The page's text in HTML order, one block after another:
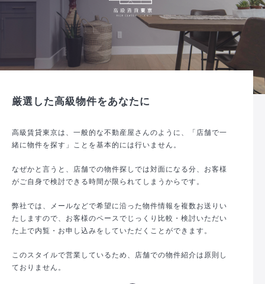
厳選した高級物件をあなたに
高級賃貸東京は、一般的な不動産屋さんのように、「店舗で一
緒に物件を探す」ことを基本的には行いません。
なぜかと言うと、店舗での物件探しでは対面になる分、お客様
がご自身で検討できる時間が限られてしまうからです。
弊社では、メールなどで希望に沿った物件情報を複数お送りい
たしますので、お客様のペースでじっくり比較・検討いただい
た上で内覧・お申し込みをしていただくことができます。
このスタイルで営業しているため、店舗での物件紹介は原則し
ておりません。